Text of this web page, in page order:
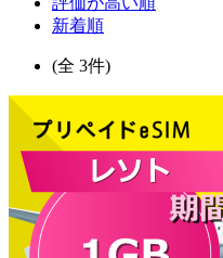
新着順
(全 3件)